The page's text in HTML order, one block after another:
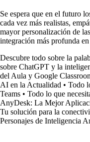
Se espera que en el futuro
cada vez más realistas,
mayor personalización de
integración más profunda
Descubre todo sobre la
sobre ChatGPT y la
del Aula y Google
AI en la Actualidad • Todo
Teams • Todo lo que
AnyDesk: La Mejor
Tu solución para la
Personajes de Inteligencia